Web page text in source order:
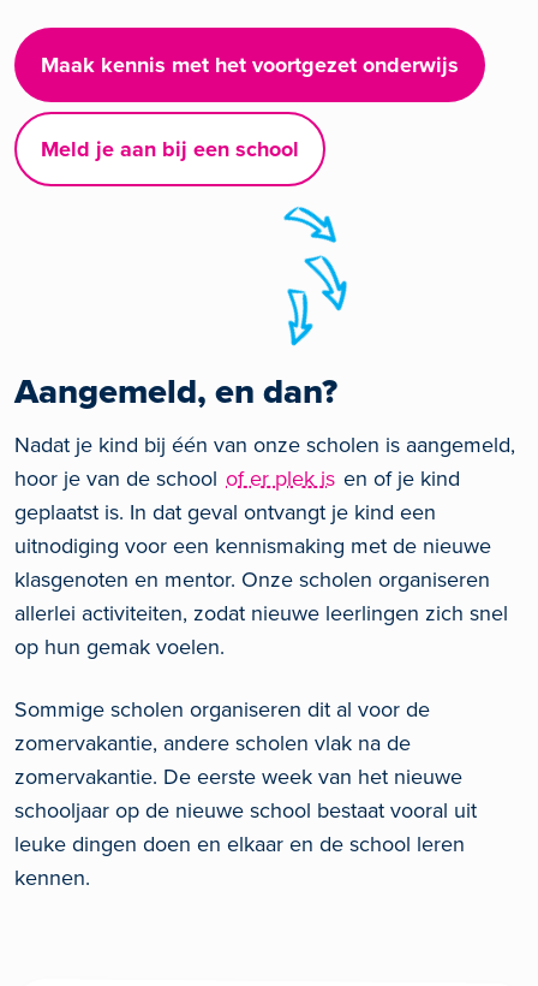
Maak kennis met het voortgezet onderwijs
Meld je aan bij een school
Aangemeld, en dan?
Nadat je kind bij één van onze scholen is aangemeld,
hoor je van de school of er plek is en of je kind
geplaatst is. In dat geval ontvangt je kind een
uitnodiging voor een kennismaking met de nieuwe
klasgenoten en mentor. Onze scholen organiseren
allerlei activiteiten, zodat nieuwe leerlingen zich snel
op hun gemak voelen.
Sommige scholen organiseren dit al voor de
zomervakantie, andere scholen vlak na de
zomervakantie. De eerste week van het nieuwe
schooljaar op de nieuwe school bestaat vooral uit
leuke dingen doen en elkaar en de school leren
kennen.